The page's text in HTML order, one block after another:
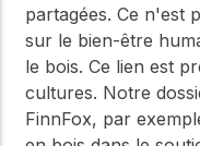
partagées. Ce n'est
sur le bien-être
le bois. Ce lien est
cultures. Notre
FinnFox, par